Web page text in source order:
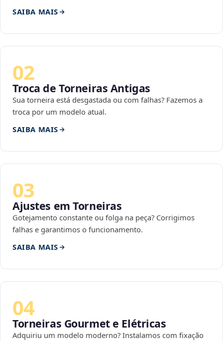
SAIBA MAIS
02
Troca de Torneiras Antigas
Sua torneira está desgastada ou com falhas? Fazemos a
troca por um modelo atual.
SAIBA MAIS
03
Ajustes em Torneiras
Gotejamento constante ou folga na peça? Corrigimos
falhas e garantimos o funcionamento.
SAIBA MAIS
04
Torneiras Gourmet e Elétricas
Adquiriu um modelo moderno? Instalamos com fixação